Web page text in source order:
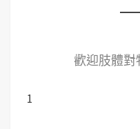
歡迎肢體對
1